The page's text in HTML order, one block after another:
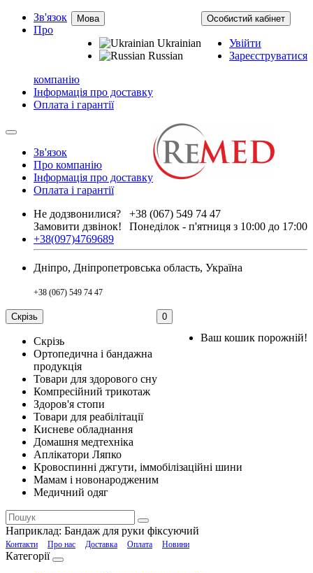
Особистий кабінет
Увійти
Зареєструватися
Мова
Ukrainian
Russian
Зв'язок
Про
компанію
Інформація про доставку
Оплата і гарантії
Зв'язок
Про компанію
Інформація про доставку
Оплата і гарантії
+38 (067) 549 74 47
Понеділок - п'ятниця з 10:00 до 17:00
Не додзвонилися?
Замовити дзвінок!
+38(097)4769689
Дніпро, Дніпропетровська область, Україна
+38 (067) 549 74 47
0
Ваш кошик порожній!
Скрізь
Скрізь
Ортопедична і бандажна
продукція
Товари для здорового сну
Компресійний трикотаж
Здоров'я стопи
Товари для реабілітації
Кисневе обладнання
Домашня медтехніка
Аплікатори Ляпко
Кровоспинні джгути, іммобілізаційні шини
Мамам і новонародженим
Медичний одяг
Наприклад: Бандаж для руки фіксуючий
Контакти Про нас Доставка Оплата Новини
Категорії